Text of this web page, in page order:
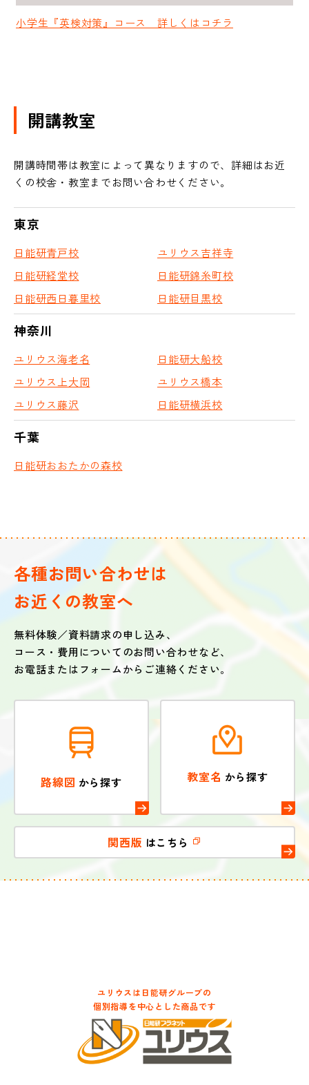
小学生『英検対策』コース 詳しくはコチラ
開講教室
開講時間帯は教室によって異なりますので、詳細はお近
くの校舎・教室までお問い合わせください。
東京
日能研青戸校
ユリウス吉祥寺
日能研経堂校
日能研錦糸町校
日能研西日暮里校
日能研目黒校
神奈川
ユリウス海老名
日能研大船校
ユリウス上大岡
ユリウス橋本
ユリウス藤沢
日能研横浜校
千葉
日能研おおたかの森校
各種お問い合わせは
お近くの教室へ
無料体験／資料請求の申し込み、
コース・費用についてのお問い合わせなど、
お電話またはフォームからご連絡ください。
路線図 から探す 教室名 から探す
関西版 はこちら
ユリウスは日能研グループの
個別指導を中心とした商品です